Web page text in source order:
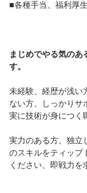
■各種手当、福利厚
まじめでやる気のあ
す。
未経験、経歴が浅い
ない方、しっかりサ
実に技術が身につく
実力のある方、独立
のスキルをティップ
ください、即戦力を